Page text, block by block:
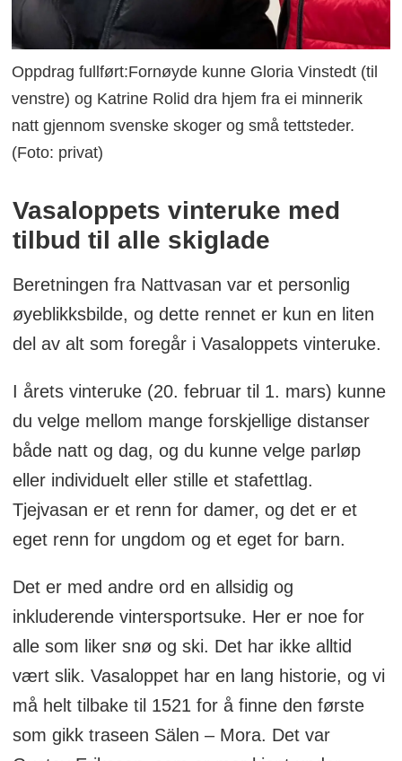
Oppdrag fullført:Fornøyde kunne Gloria Vinstedt (til
venstre) og Katrine Rolid dra hjem fra ei minnerik
natt gjennom svenske skoger og små tettsteder.
(Foto: privat)
Vasaloppets vinteruke med
tilbud til alle skiglade
Beretningen fra Nattvasan var et personlig
øyeblikksbilde, og dette rennet er kun en liten
del av alt som foregår i Vasaloppets vinteruke.
I årets vinteruke (20. februar til 1. mars) kunne
du velge mellom mange forskjellige distanser
både natt og dag, og du kunne velge parløp
eller individuelt eller stille et stafettlag.
Tjejvasan er et renn for damer, og det er et
eget renn for ungdom og et eget for barn.
Det er med andre ord en allsidig og
inkluderende vintersportsuke. Her er noe for
alle som liker snø og ski. Det har ikke alltid
vært slik. Vasaloppet har en lang historie, og vi
må helt tilbake til 1521 for å finne den første
som gikk traseen Sälen – Mora. Det var